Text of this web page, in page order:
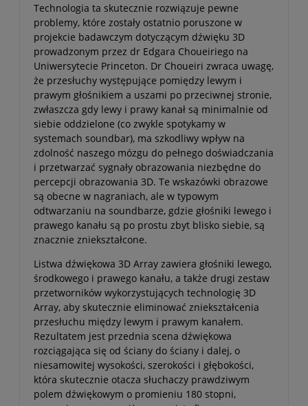
Technologia ta skutecznie rozwiązuje pewne
problemy, które zostały ostatnio poruszone w
projekcie badawczym dotyczącym dźwięku 3D
prowadzonym przez dr Edgara Choueiriego na
Uniwersytecie Princeton. Dr Choueiri zwraca uwagę,
że przesłuchy występujące pomiędzy lewym i
prawym głośnikiem a uszami po przeciwnej stronie,
zwłaszcza gdy lewy i prawy kanał są minimalnie od
siebie oddzielone (co zwykle spotykamy w
systemach soundbar), ma szkodliwy wpływ na
zdolność naszego mózgu do pełnego doświadczania
i przetwarzać sygnały obrazowania niezbędne do
percepcji obrazowania 3D. Te wskazówki obrazowe
są obecne w nagraniach, ale w typowym
odtwarzaniu na soundbarze, gdzie głośniki lewego i
prawego kanału są po prostu zbyt blisko siebie, są
znacznie zniekształcone.
Listwa dźwiękowa 3D Array zawiera głośniki lewego,
środkowego i prawego kanału, a także drugi zestaw
przetworników wykorzystujących technologię 3D
Array, aby skutecznie eliminować zniekształcenia
przesłuchu między lewym i prawym kanałem.
Rezultatem jest przednia scena dźwiękowa
rozciągająca się od ściany do ściany i dalej, o
niesamowitej wysokości, szerokości i głębokości,
która skutecznie otacza słuchaczy prawdziwym
polem dźwiękowym o promieniu 180 stopni,